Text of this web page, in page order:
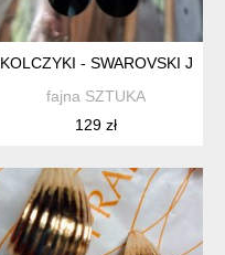
KOLCZYKI - SWAROVSKI JET
fajna SZTUKA
129 zł